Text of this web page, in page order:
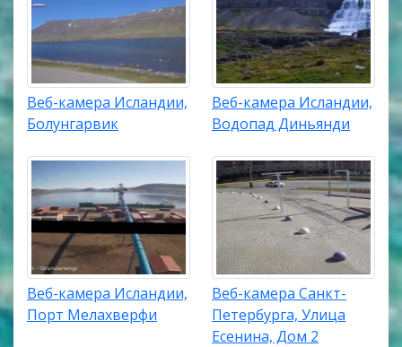
Веб-камера Исландии,
Болунгарвик
Веб-камера Исландии,
Водопад Диньянди
Веб-камера Исландии,
Порт Мелахверфи
Веб-камера Санкт-
Петербурга, Улица
Есенина, Дом 2